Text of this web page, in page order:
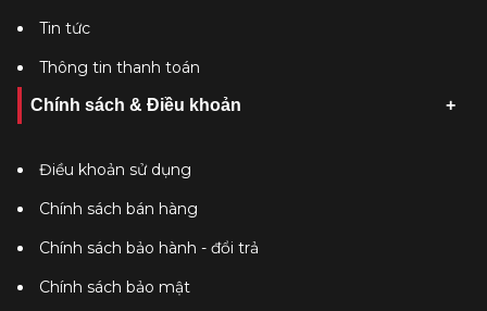
Tin tức
Thông tin thanh toán
Chính sách & Điều khoản
Điều khoản sử dụng
Chính sách bán hàng
Chính sách bảo hành - đổi trả
Chính sách bảo mật